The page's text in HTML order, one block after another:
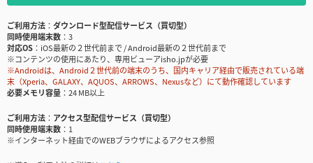
ご利用方法
ダウンロード型配信サービス（買切型）
同時使用端末数
3
対応OS
iOS最新の２世代前まで / Android最新の２世代前まで
※コンテンツの使用にあたり、専用ビューアisho.jpが必要
※Androidは、Android２世代前の端末のうち、国内キャリア経由で販売されている端
末（Xperia、GALAXY、AQUOS、ARROWS、Nexusなど）にて動作確認しています
必要メモリ容量
24 MB以上
ご利用方法
アクセス型配信サービス（買切型）
同時使用端末数
1
※インターネット経由でのWEBブラウザによるアクセス参照